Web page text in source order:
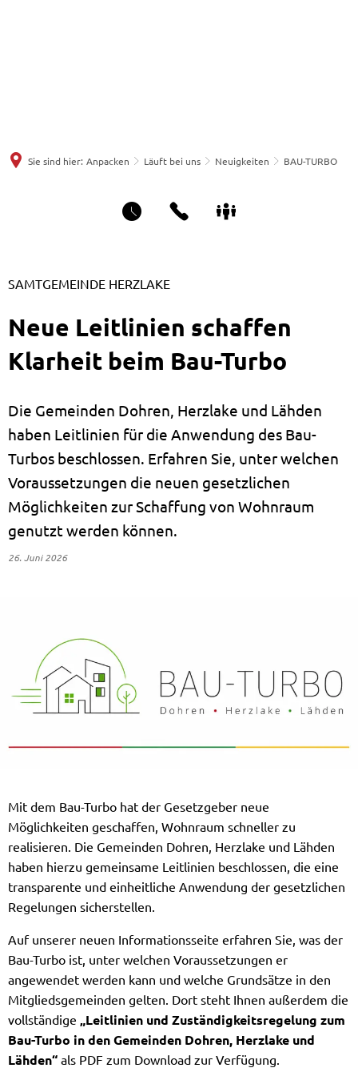
Sie sind hier: Anpacken Läuft bei uns Neuigkeiten BAU-TURBO
SAMTGEMEINDE HERZLAKE
Neue Leitlinien schaffen
Klarheit beim Bau-Turbo
Die Gemeinden Dohren, Herzlake und Lähden
haben Leitlinien für die Anwendung des Bau-
Turbos beschlossen. Erfahren Sie, unter welchen
Voraussetzungen die neuen gesetzlichen
Möglichkeiten zur Schaffung von Wohnraum
genutzt werden können.
26. Juni 2026
Mit dem Bau-Turbo hat der Gesetzgeber neue
Möglichkeiten geschaffen, Wohnraum schneller zu
realisieren. Die Gemeinden Dohren, Herzlake und Lähden
haben hierzu gemeinsame Leitlinien beschlossen, die eine
transparente und einheitliche Anwendung der gesetzlichen
Regelungen sicherstellen.
Auf unserer neuen Informationsseite erfahren Sie, was der
Bau-Turbo ist, unter welchen Voraussetzungen er
angewendet werden kann und welche Grundsätze in den
Mitgliedsgemeinden gelten. Dort steht Ihnen außerdem die
vollständige „Leitlinien und Zuständigkeitsregelung zum
Bau-Turbo in den Gemeinden Dohren, Herzlake und
Lähden“ als PDF zum Download zur Verfügung.